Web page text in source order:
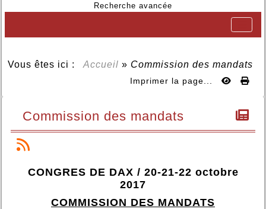
Recherche avancée
Vous êtes ici : Accueil » Commission des mandats
Imprimer la page...
Commission des mandats
CONGRES DE DAX / 20-21-22 octobre
2017
COMMISSION DES MANDATS